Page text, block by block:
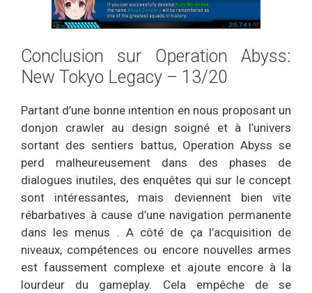
Conclusion sur Operation Abyss:
New Tokyo Legacy – 13/20
Partant d’une bonne intention en nous proposant un
donjon crawler au design soigné et à l’univers
sortant des sentiers battus, Operation Abyss se
perd malheureusement dans des phases de
dialogues inutiles, des enquêtes qui sur le concept
sont intéressantes, mais deviennent bien vite
rébarbatives à cause d’une navigation permanente
dans les menus . A côté de ça l’acquisition de
niveaux, compétences ou encore nouvelles armes
est faussement complexe et ajoute encore à la
lourdeur du gameplay. Cela empêche de se